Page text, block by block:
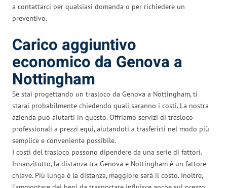
a contattarci per qualsiasi domanda o per richiedere un
preventivo.
Carico aggiuntivo
economico da Genova a
Nottingham
Se stai progettando un trasloco da Genova a Nottingham, ti
starai probabilmente chiedendo quali saranno i costi. La nostra
azienda può aiutarti in questo. Offriamo servizi di trasloco
professionali a prezzi equi, aiutandoti a trasferirti nel modo più
semplice e conveniente possibile.
I costi del trasloco possono dipendere da una serie di fattori.
Innanzitutto, la distanza tra Genova e Nottingham è un fattore
chiave. Più lunga è la distanza, maggiore sarà il costo. Inoltre,